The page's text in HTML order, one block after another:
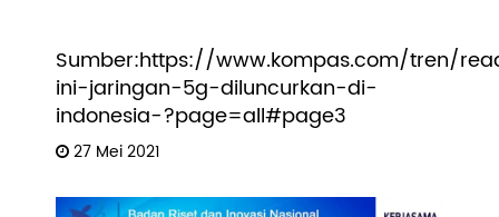
Sumber:https://www.kompas.com/tren/
ini-jaringan-5g-diluncurkan-di-
indonesia-?page=all#page3
27 Mei 2021